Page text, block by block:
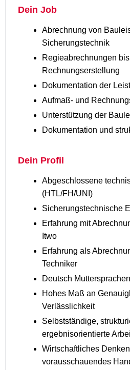
Dein Job
Abrechnung von
Sicherungstechnik
Regieabrechnungen
Rechnungserstellung
Dokumentation der
Aufmaß- und
Unterstützung der
Dokumentation und
Dein Profil
Abgeschlossene
(HTL/FH/UNI)
Sicherungstechnische
Erfahrung mit
Itwo
Erfahrung als
Techniker
Deutsch
Hohes Maß an
Verlässlichkeit
Selbstständige,
ergebnisorientierte
Wirtschaftliches
vorausschauendes